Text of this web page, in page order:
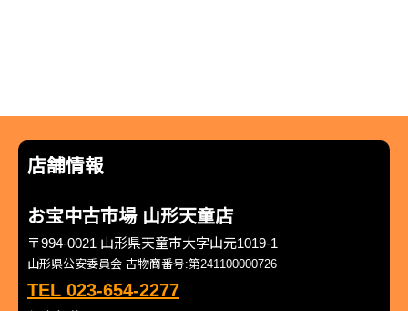
店舗情報
お宝中古市場 山形天童店
〒994-0021 山形県天童市大字山元1019-1
山形県公安委員会 古物商番号:第241100000726
TEL 023-654-2277